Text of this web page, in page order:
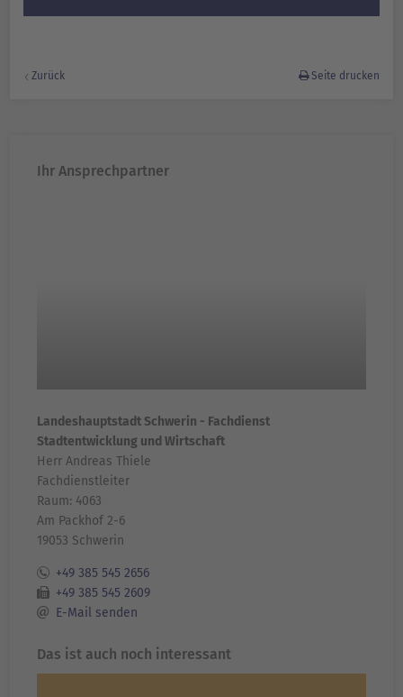
Zurück Seite drucken
Ihr Ansprechpartner
Landeshauptstadt Schwerin - Fachdienst
Stadtentwicklung und Wirtschaft
Herr Andreas Thiele
Fachdienstleiter
Raum: 4063
Am Packhof 2-6
19053 Schwerin
+49 385 545 2656
+49 385 545 2609
E-Mail senden
Das ist auch noch interessant